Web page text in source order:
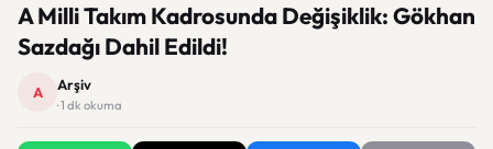
A Milli Takım Kadrosunda Değişiklik: Gökhan
Sazdağı Dahil Edildi!
A Arşiv
· 1 dk okuma